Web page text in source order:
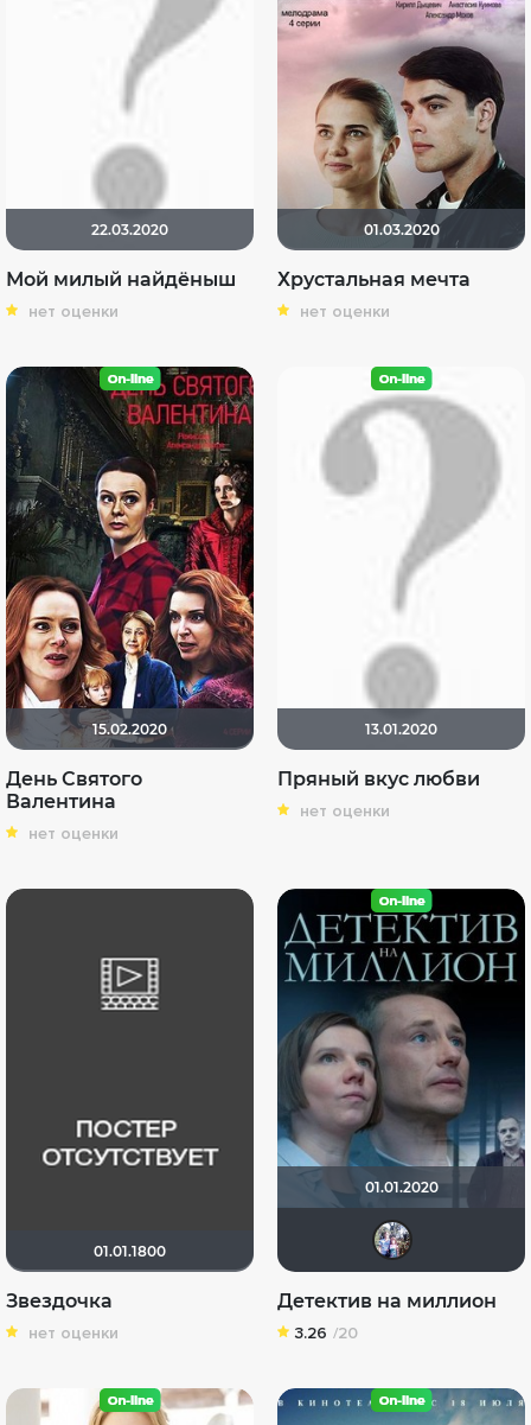
22.03.2020
Мой милый найдёныш
нет оценки
01.03.2020
Хрустальная мечта
нет оценки
15.02.2020
День Святого
Валентина
нет оценки
13.01.2020
Пряный вкус любви
нет оценки
01.01.1800
Звездочка
нет оценки
01.01.2020
Детектив на миллион
3.26 /20